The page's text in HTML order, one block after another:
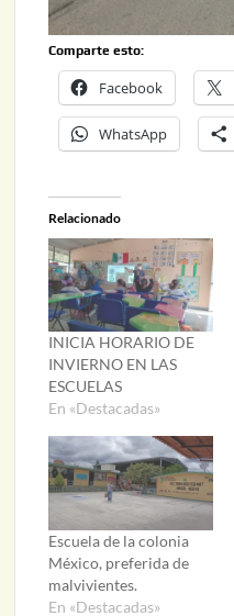
Comparte esto:
Facebook
WhatsApp
Relacionado
INICIA HORARIO DE
INVIERNO EN LAS
ESCUELAS
En «Destacadas»
Escuela de la colonia
México, preferida de
malvivientes.
En «Destacadas»